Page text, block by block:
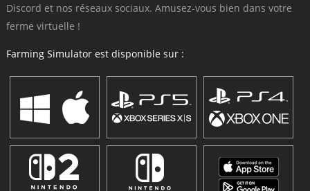
Discord et nos réseaux sociaux. Amusez-vous bien dans votre
ferme virtuelle !
Farming Simulator est disponible sur :